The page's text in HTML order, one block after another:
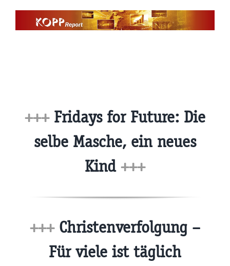
+++Fridays for Future: Die
selbe Masche, ein neues
Kind +++
+++Christenverfolgung –
Für viele ist täglich